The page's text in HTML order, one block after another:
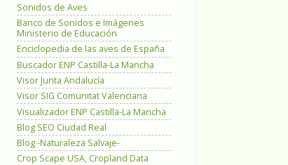
Sonidos de Aves
Banco de Sonidos e Imágenes
Ministerio de Educación
Enciclopedia de las aves de España
Buscador ENP Castilla-La Mancha
Visor Junta Andalucía
Visor SIG Comunitat Valenciana
Visualizador ENP Castilla-La Mancha
Blog SEO Ciudad Real
Blog -Naturaleza Salvaje-
Crop Scape USA, Cropland Data